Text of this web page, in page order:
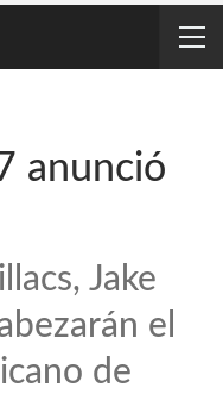
anunció
Jake
el
de